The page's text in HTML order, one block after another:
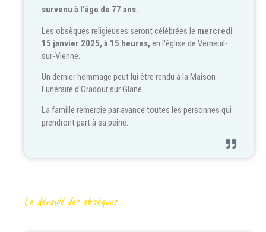
survenu à l'âge de 77 ans.
Les obsèques religieuses seront célébrées le mercredi
15 janvier 2025, à 15 heures, en l'église de Verneuil-
sur-Vienne.
Un dernier hommage peut lui être rendu à la Maison
Funéraire d'Oradour sur Glane.
La famille remercie par avance toutes les personnes qui
prendront part à sa peine.
Le déroulé des obsèques